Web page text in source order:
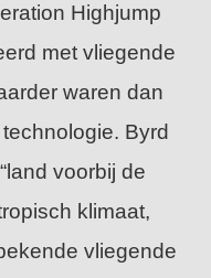
Highjump
met vliegende
waren dan
Byrd
voorbij de
klimaat,
vliegende